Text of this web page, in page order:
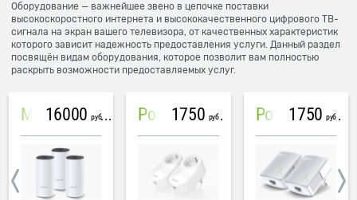
Оборудование — важнейшее звено в цепочке поставки
высокоскоростного интернета и высококачественного цифрового ТВ-
сигнала на экран вашего телевизора, от качественных характеристик
которого зависит надежность предоставления услуги. Данный раздел
посвящён видам оборудования, которое позволит вам полностью
раскрыть возможности предоставляемых услуг.
Mesh система TP-Link Deco M4 (3 устройства)
16000 руб PowerLine Tenda PH6
1750 руб PowerLine TP-Link AV600
1750 руб